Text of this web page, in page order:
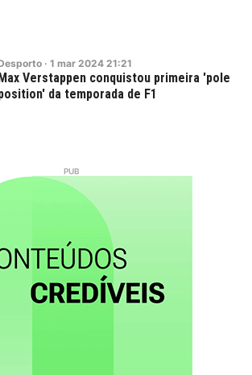
· 1 mar 2024 21:21
Verstappen conquistou primeira 'pole
da temporada de F1